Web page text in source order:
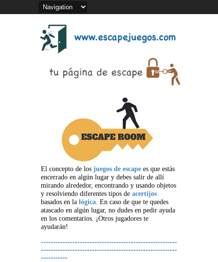
El concepto de los juegos de escape es que estás
encerrado en algún lugar y debes salir de allí
mirando alrededor, encontrando y usando objetos
y resolviendo diferentes tipos de acertijos
basados en la lógica. En caso de que te quedes
atascado en algún lugar, no dudes en pedir ayuda
en los comentarios. ¡Otros jugadores te
ayudarán!
--------------------------------------------------------
--------------------------------------------------------
-----------